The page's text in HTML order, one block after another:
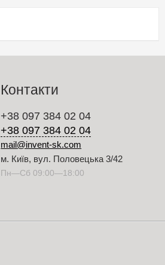
Контакти
+38 097 384 02 04
+38 097 384 02 04
mail@invent-sk.com
м. Київ, вул. Половецька 3/42
Пн—Сб 09:00—18:00